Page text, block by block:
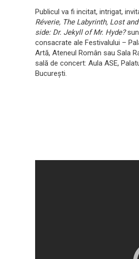
Publicul va fi incitat, intrigat,
Réverie, The Labyrinth, Lost
side: Dr. Jekyll of Mr. Hyde?
consacrate ale Festivalului –
Artă, Ateneul Român sau Sala
sală de concert: Aula ASE,
București.